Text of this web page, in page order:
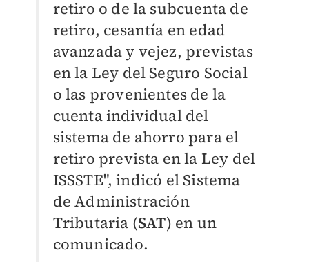
retiro o de la subcuenta de
retiro, cesantía en edad
avanzada y vejez, previstas
en la Ley del Seguro Social
o las provenientes de la
cuenta individual del
sistema de ahorro para el
retiro prevista en la Ley del
ISSSTE", indicó el Sistema
de Administración
Tributaria (SAT) en un
comunicado.